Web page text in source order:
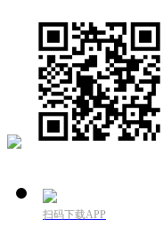
扫码下载APP